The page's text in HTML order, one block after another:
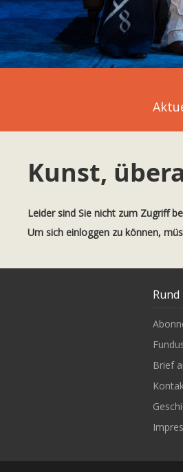
Kunst,
Leider sind Sie nicht zum Zugriff
Um sich einloggen zu können,
Brief